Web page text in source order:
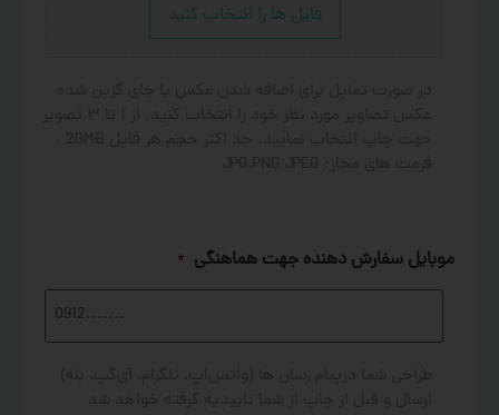
فایل ها را انتخاب کنید
موبایل سفارش دهنده جهت هماهنگی *